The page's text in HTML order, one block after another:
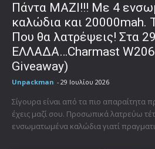
Πάντα ΜΑΖΙ!!! Με 4
καλώδια και 20000mah.
Που θα λατρέψεις! Στα
ΕΛΛΑΔΑ…Charmast
Giveaway)
Unpackman - 29 Ιουλίου 2026
Σίγουρα είναι από τα πιο απαραίτητα
έχεις μαζί σου. Προσωπικά λατρεύω
ενσωματωμένα καλώδια γιατί